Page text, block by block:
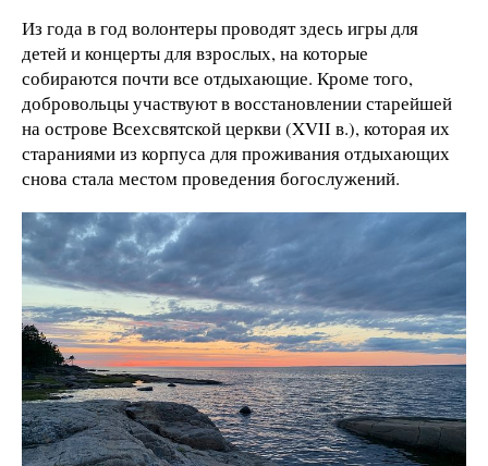
Из года в год волонтеры проводят здесь игры для
детей и концерты для взрослых, на которые
собираются почти все отдыхающие. Кроме того,
добровольцы участвуют в восстановлении старейшей
на острове Всехсвятской церкви (XVII в.), которая их
стараниями из корпуса для проживания отдыхающих
снова стала местом проведения богослужений.